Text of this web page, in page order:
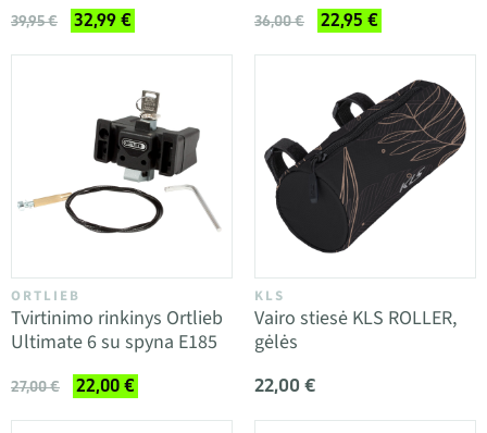
39,95 € 32,99 € 36,00 € 22,95 €
ORTLIEB
Tvirtinimo rinkinys Ortlieb
Ultimate 6 su spyna E185
27,00 € 22,00 €
KLS
Vairo stiesė KLS ROLLER,
gėlės
22,00 €